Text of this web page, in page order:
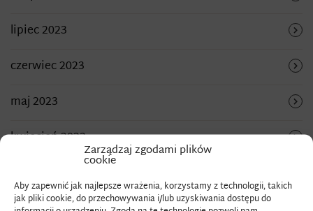
Zarządzaj zgodami plików
cookie
Aby zapewnić jak najlepsze wrażenia, korzystamy z technologii, takich
jak pliki cookie, do przechowywania i/lub uzyskiwania dostępu do
lipiec 2023
czerwiec 2023
maj 2023
kwiecień 2023